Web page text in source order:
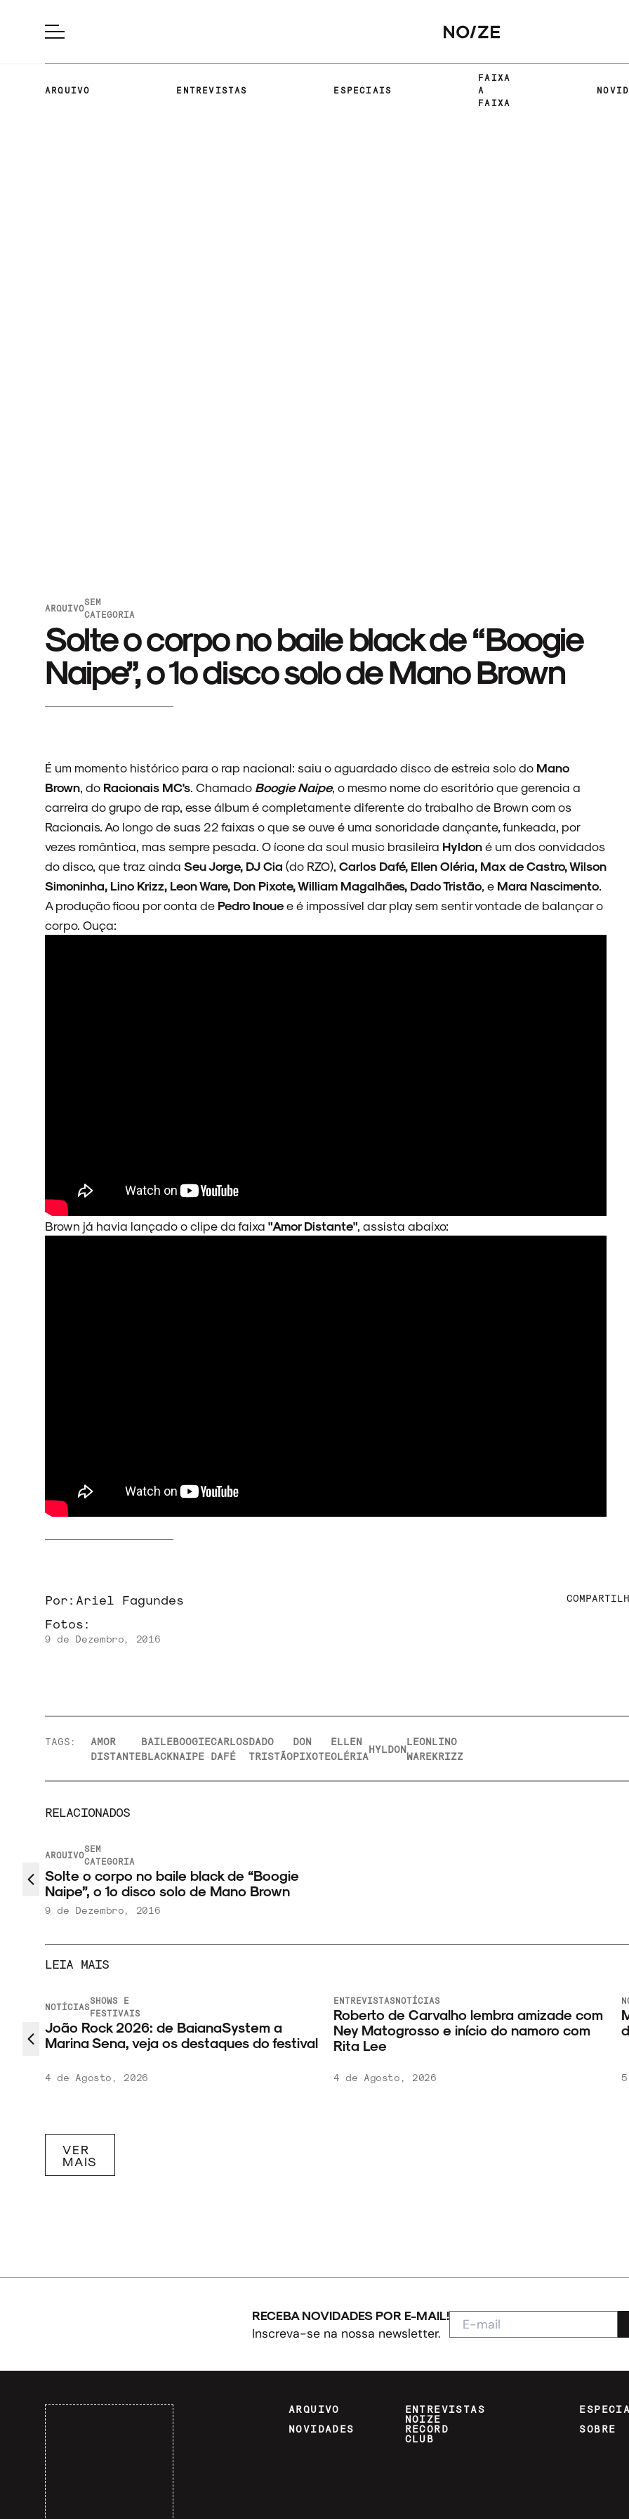
ARQUIVO ENTREVISTAS ESPECIAIS
FAIXA
A
FAIXA
ARQUIVO
SEM
CATEGORIA
Solte o corpo no baile black de “Boogie
Naipe”, o 1º disco solo de Mano Brown
É um momento histórico para o rap nacional: saiu o aguardado disco de estreia solo do Mano
Brown , do Racionais MC's . Chamado Boogie Naipe, o mesmo nome do escritório que gerencia a
carreira do grupo de rap, esse álbum é completamente diferente do trabalho de Brown com os
Racionais. Ao longo de suas 22 faixas o que se ouve é uma sonoridade dançante, funkeada, por
vezes romântica, mas sempre pesada. O ícone da soul music brasileira Hyldoné um dos convidados
do disco, que traz ainda Seu Jorge, DJ Cia (do RZO), Carlos Dafé, Ellen Oléria, Max de Castro, Wilson
Simoninha, Lino Krizz, Leon Ware, Don Pixote, William Magalhães, Dado Tristão , e Mara Nascimento
A produção ficou por conta de Pedro Inouee é impossível dar play sem sentir vontade de balançar o
corpo. Ouça:
Brown já havia lançado o clipe da faixa "Amor Distante" , assista abaixo:
Por: Ariel Fagundes
Fotos:
9 de Dezembro, 2016
TAGS:
AMOR
DISTANTE
BAILE
BLACK
BOOGIE
NAIPE
CARLOS
DAFÉ
DADO
TRISTÃO
DON
PIXOTE
ELLEN
OLÉRIA
HYLDON
LEON
WARE
LINO
KRIZZ
RELACIONADOS
ARQUIVO
SEM
CATEGORIA
Solte o corpo no baile black de “Boogie
Naipe”, o 1º disco solo de Mano Brown
9 de Dezembro, 2016
LEIA MAIS
NOTÍCIAS
SHOWS E
FESTIVAIS
João Rock 2026: de BaianaSystem a
Marina Sena, veja os destaques do festival
4 de Agosto, 2026
ENTREVISTASNOTÍCIAS
Roberto de Carvalho lembra amizade com
Ney Matogrosso e início do namoro com
Rita Lee
4 de Agosto, 2026
VER
MAIS
RECEBA NOVIDADES POR E-MAIL!
Inscreva-se na nossa newsletter.
ARQUIVO ENTREVISTAS
NOVIDADES
NOIZE
RECORD
CLUB
SOBRE